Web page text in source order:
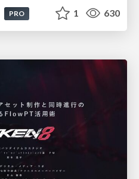
PRO 1 630